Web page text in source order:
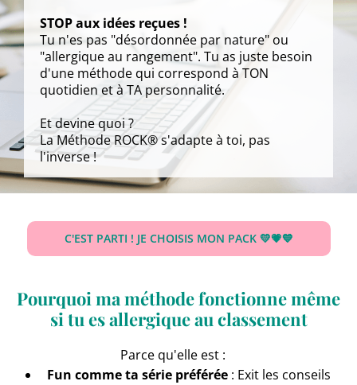
STOP aux idées reçues !
Tu n'es pas "désordonnée par nature" ou
"allergique au rangement". Tu as juste besoin
d'une méthode qui correspond à TON
quotidien et à TA personnalité.
Et devine quoi ?
La Méthode ROCK® s'adapte à toi, pas
l'inverse !
C'EST PARTI ! JE CHOISIS MON PACK 💛💗💙
Pourquoi ma méthode fonctionne même
si tu es allergique au classement
Parce qu'elle est :
Fun comme ta série préférée: Exit les conseils